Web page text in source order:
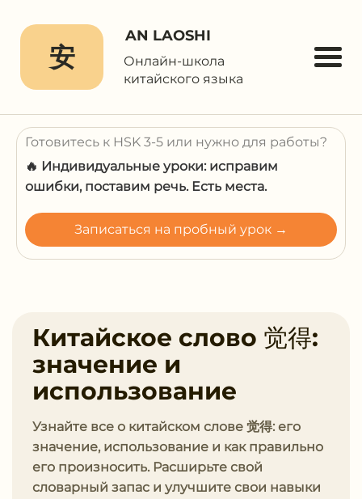
安
AN LAOSHI
Онлайн-школа
китайского языка
Готовитесь к HSK 3-5 или нужно для работы?
🔥 Индивидуальные уроки: исправим
ошибки, поставим речь. Есть места.
Записаться на пробный урок →
Китайское слово 觉得:
значение и
использование
Узнайте все о китайском слове 觉得: его
значение, использование и как правильно
его произносить. Расширьте свой
словарный запас и улучшите свои навыки